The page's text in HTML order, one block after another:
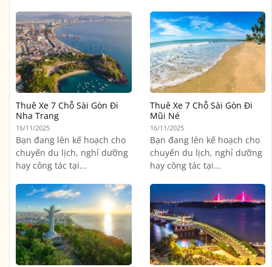
Thuê Xe 7 Chỗ Sài Gòn Đi
Nha Trang
16/11/2025
Bạn đang lên kế hoạch cho
chuyến du lịch, nghỉ dưỡng
hay công tác tại...
Thuê Xe 7 Chỗ Sài Gòn Đi
Mũi Né
16/11/2025
Bạn đang lên kế hoạch cho
chuyến du lịch, nghỉ dưỡng
hay công tác tại...